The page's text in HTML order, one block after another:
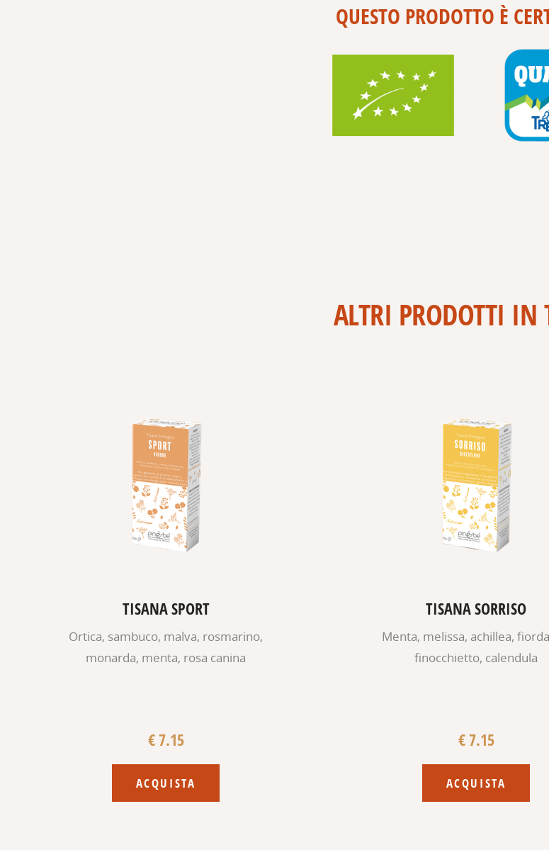
QUESTO PRODOTTO È
ALTRI PRODOTTI IN
TISANA SPORT
Ortica, sambuco, malva, rosmarino,
monarda, menta, rosa canina
€ 7.15
ACQUISTA
TISANA SORRISO
Menta, melissa, achillea,
finocchietto, calendula
€ 7.15
ACQUISTA